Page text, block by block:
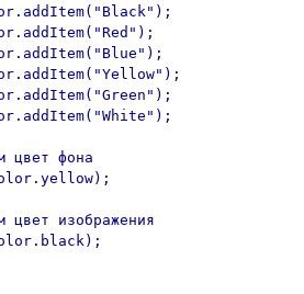
цвет фона
цвет изображения